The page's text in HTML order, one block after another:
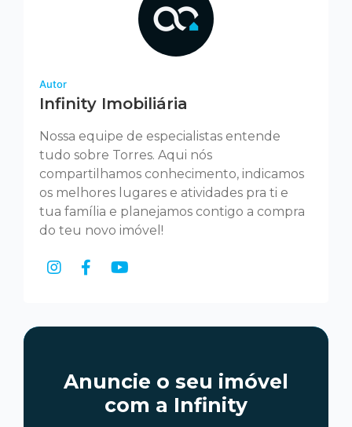
Autor
Infinity Imobiliária
Nossa equipe de especialistas entende
tudo sobre Torres. Aqui nós
compartilhamos conhecimento, indicamos
os melhores lugares e atividades pra ti e
tua família e planejamos contigo a compra
do teu novo imóvel!
Anuncie o seu imóvel
com a Infinity